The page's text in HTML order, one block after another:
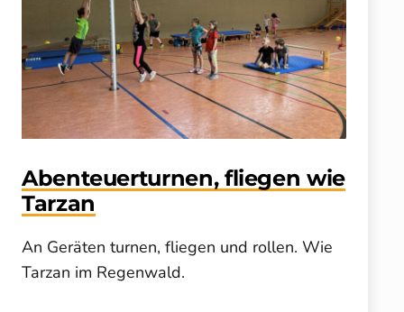
Abenteuerturnen, fliegen wie
Tarzan
An Geräten turnen, fliegen und rollen. Wie
Tarzan im Regenwald.